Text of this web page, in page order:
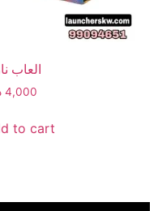
العاب
4,000
to cart